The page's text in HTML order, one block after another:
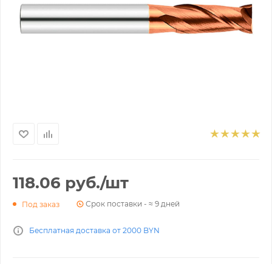
118.06 руб./шт
Под заказ Срок поставки - ≈ 9 дней
Бесплатная доставка от 2000 BYN